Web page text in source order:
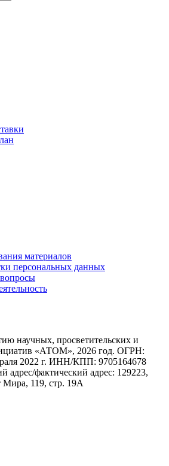
материалов
персональных данных
научных, просветительских и
«АТОМ», 2026 год. ОГРН:
2022 г. ИНН/КПП: 9705164678
адрес/фактический адрес: 129223,
Мира, 119, стр. 19А